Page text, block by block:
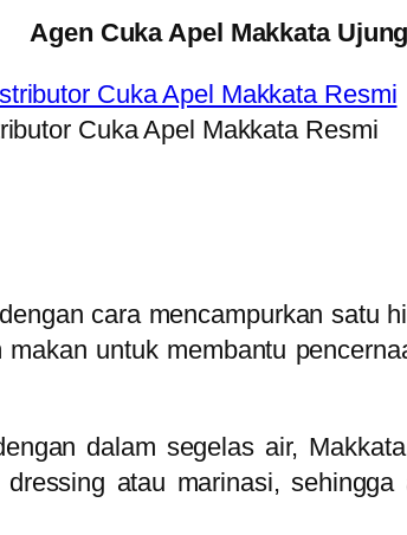
Agen Cuka Apel Makkata
Cuka Apel Makkata Resmi
cara mencampurkan satu
untuk membantu
dalam segelas air,
atau marinasi,